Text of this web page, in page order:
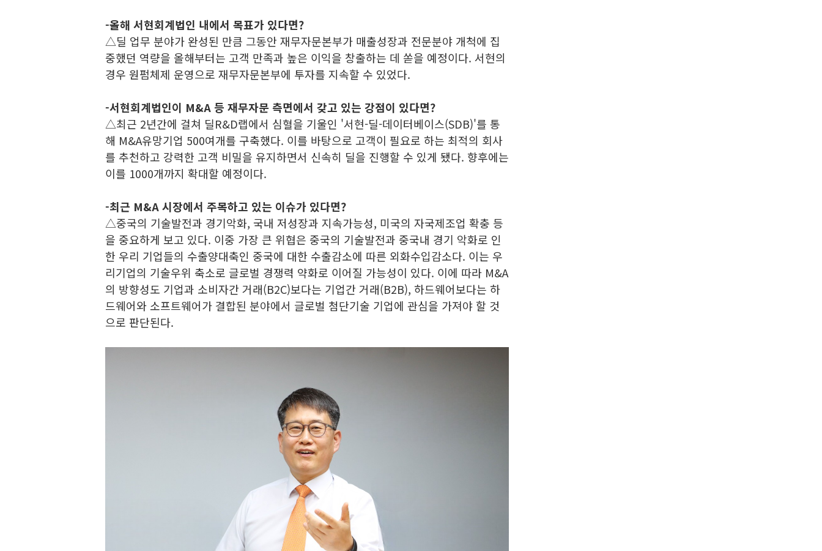
-올해 서현회계법인 내에서 목표가 있다면?
△딜 업무 분야가 완성된 만큼 그동안 재무자문본부가 매출성장과 전문분야 개척에 집
중했던 역량을 올해부터는 고객 만족과 높은 이익을 창출하는 데 쏟을 예정이다. 서현의
경우 원펌체제 운영으로 재무자문본부에 투자를 지속할 수 있었다.
-서현회계법인이 M&A 등 재무자문 측면에서 갖고 있는 강점이 있다면?
△최근 2년간에 걸쳐 딜R&D랩에서 심혈을 기울인 '서현-딜-데이터베이스(SDB)'를 통
해 M&A유망기업 500여개를 구축했다. 이를 바탕으로 고객이 필요로 하는 최적의 회사
를 추천하고 강력한 고객 비밀을 유지하면서 신속히 딜을 진행할 수 있게 됐다. 향후에는
이를 1000개까지 확대할 예정이다.
-최근 M&A 시장에서 주목하고 있는 이슈가 있다면?
△중국의 기술발전과 경기악화, 국내 저성장과 지속가능성, 미국의 자국제조업 확충 등
을 중요하게 보고 있다. 이중 가장 큰 위협은 중국의 기술발전과 중국내 경기 악화로 인
한 우리 기업들의 수출양대축인 중국에 대한 수출감소에 따른 외화수입감소다. 이는 우
리기업의 기술우위 축소로 글로벌 경쟁력 약화로 이어질 가능성이 있다. 이에 따라 M&A
의 방향성도 기업과 소비자간 거래(B2C)보다는 기업간 거래(B2B), 하드웨어보다는 하
드웨어와 소프트웨어가 결합된 분야에서 글로벌 첨단기술 기업에 관심을 가져야 할 것
으로 판단된다.